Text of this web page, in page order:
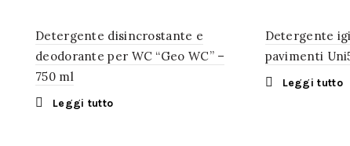
Detergente disincrostante e
deodorante per WC “Geo WC” –
750 ml
Leggi tutto
Detergente
pavimenti
Leggi tutto